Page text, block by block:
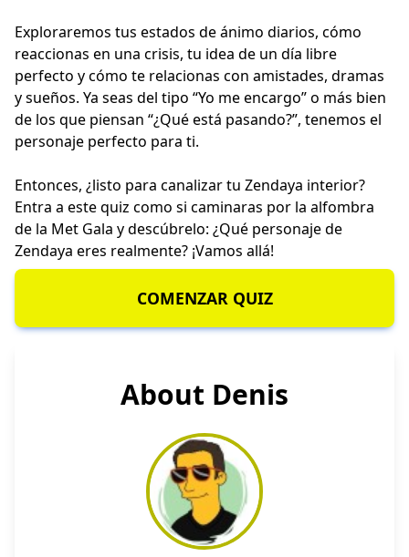
Exploraremos tus estados de ánimo diarios, cómo
reaccionas en una crisis, tu idea de un día libre
perfecto y cómo te relacionas con amistades, dramas
y sueños. Ya seas del tipo “Yo me encargo” o más bien
de los que piensan “¿Qué está pasando?”, tenemos el
personaje perfecto para ti.
Entonces, ¿listo para canalizar tu Zendaya interior?
Entra a este quiz como si caminaras por la alfombra
de la Met Gala y descúbrelo: ¿Qué personaje de
Zendaya eres realmente? ¡Vamos allá!
COMENZAR QUIZ
About Denis